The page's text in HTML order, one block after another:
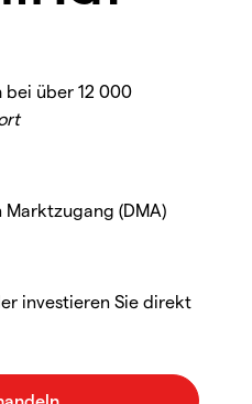
bei über 12 000
(DMA)
investieren Sie direkt